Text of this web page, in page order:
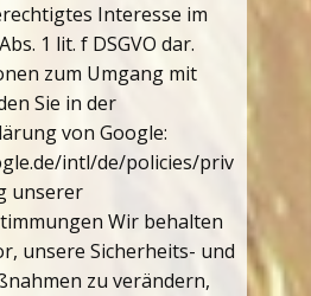
Interesse im
1 lit. f DSGVO dar.
zum Umgang mit
Sie in der
von Google:
intl/de/policies/priv
unserer
Wir behalten
unsere Sicherheits- und
zu verändern,